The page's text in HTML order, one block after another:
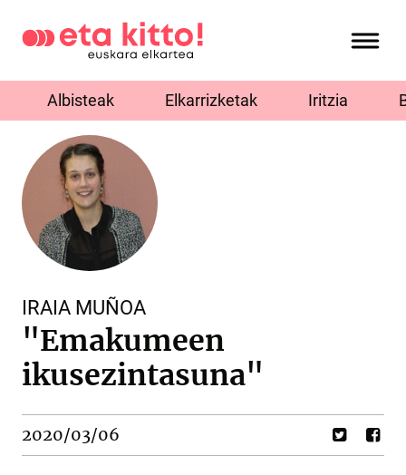
Albisteak Elkarrizketak Iritzia
IRAIA MUÑOA
"Emakumeen
ikusezintasuna"
2020/03/06